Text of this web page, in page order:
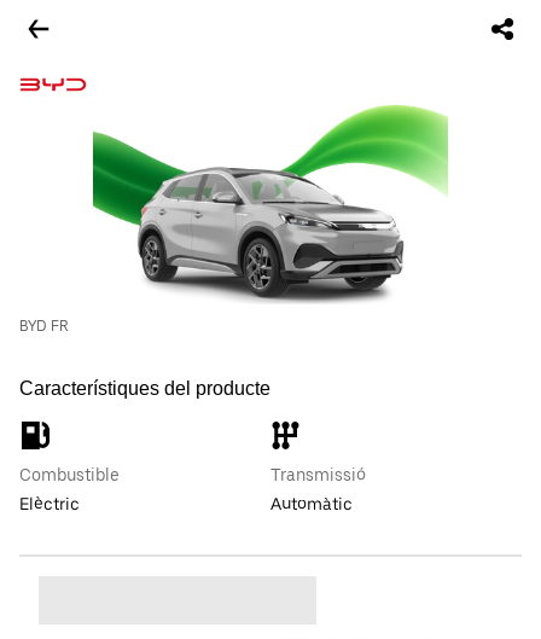
BYD FR
Característiques del producte
Combustible
Elèctric
Transmissió
Automàtic